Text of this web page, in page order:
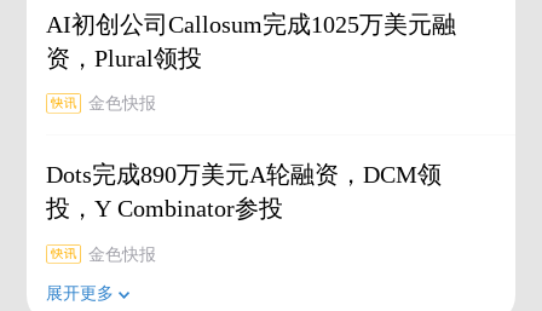
AI初创公司Callosum完成1025万美元融
资，Plural领投
金色快报
Dots完成890万美元A轮融资，DCM领
投，Y Combinator参投
金色快报
展开更多